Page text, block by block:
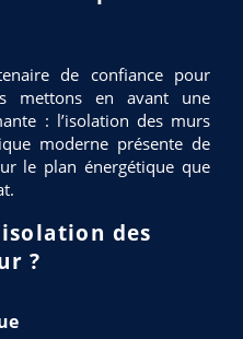
de confiance pour
mettons en avant une
: l’isolation des murs
moderne présente de
le plan énergétique que
des
?